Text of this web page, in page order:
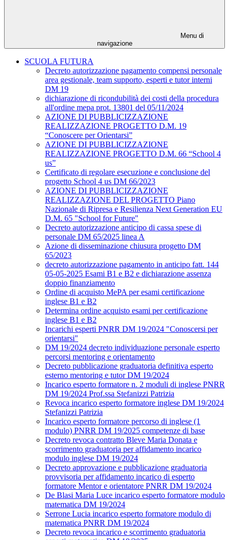
Menu di
navigazione
SCUOLA FUTURA
Decreto autorizzazione pagamento compensi personale
area gestionale, team supporto, esperti e tutor interni
DM 19
dichiarazione di ricondubilità dei costi della procedura
all'ordine mepa prot. 13801 del 05/11/2024
AZIONE DI PUBBLICIZZAZIONE
REALIZZAZIONE PROGETTO D.M. 19
“Conoscere per Orientarsi”
AZIONE DI PUBBLICIZZAZIONE
REALIZZAZIONE PROGETTO D.M. 66 “School 4
us”
Certificato di regolare esecuzione e conclusione del
progetto School 4 us DM 66/2023
AZIONE DI PUBBLICIZZAZIONE
REALIZZAZIONE DEL PROGETTO Piano
Nazionale di Ripresa e Resilienza Next Generation EU
D.M. 65 "School for Future"
Decreto autorizzazione anticipo di cassa spese di
personale DM 65/2025 linea A
Azione di disseminazione chiusura progetto DM
65/2023
decreto autorizzazione pagamento in anticipo fatt. 144
05-05-2025 Esami B1 e B2 e dichiarazione assenza
doppio finanziamento
Ordine di acquisto MePA per esami certificazione
inglese B1 e B2
Determina ordine acquisto esami per certificazione
inglese B1 e B2
Incarichi esperti PNRR DM 19/2024 "Conoscersi per
orientarsi"
DM 19/2024 decreto individuazione personale esperto
percorsi mentoring e orientamento
Decreto pubblicazione graduatoria definitiva esperto
esterno mentoring e tutor DM 19/2024
Incarico esperto formatore n. 2 moduli di inglese PNRR
DM 19/2024 Prof.ssa Stefanizzi Patrizia
Revoca incarico esperto formatore inglese DM 19/2024
Stefanizzi Patrizia
Incarico esperto formatore percorso di inglese (1
modulo) PNRR DM 19/2025 competenze di base
Decreto revoca contratto Bleve Maria Donata e
scorrimento graduatoria per affidamento incarico
modulo inglese DM 19/2024
Decreto approvazione e pubblicazione graduatoria
provvisoria per affidamento incarico di esperto
formatore Mentor e orientatore PNRR DM 19/2024
De Blasi Maria Luce incarico esperto formatore modulo
matematica DM 19/2024
Serrone Lucia incarico esperto formatore modulo di
matematica PNRR DM 19/2024
Decreto revoca incarico e scorrimento graduatoria